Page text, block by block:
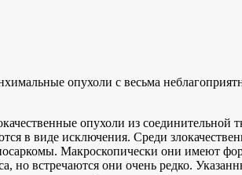
опухоли с весьма
опухоли из
в виде исключения. Среди
Макроскопически они имеют
но встречаются они очень редко.